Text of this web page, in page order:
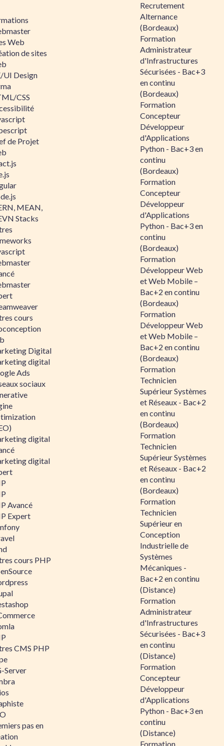
Web
de sites
UI Design
CSS
de Projet
MEAN,
Stacks
cours
Digital
digital
Ads
sociaux
digital
digital
Avancé
Expert
cours PHP
CMS PHP
Server
pas en
Recrutement
Alternance
(Bordeaux)
Formation
Administrateur
d'Infrastructures
Sécurisées - Bac+3
en continu
(Bordeaux)
Formation
Concepteur
Développeur
d'Applications
Python - Bac+3 en
continu
(Bordeaux)
Formation
Concepteur
Développeur
d'Applications
Python - Bac+3 en
continu
(Bordeaux)
Formation
Développeur Web
et Web Mobile –
Bac+2 en continu
(Bordeaux)
Formation
Développeur Web
et Web Mobile –
Bac+2 en continu
(Bordeaux)
Formation
Technicien
Supérieur Systèmes
et Réseaux - Bac+2
en continu
(Bordeaux)
Formation
Technicien
Supérieur Systèmes
et Réseaux - Bac+2
en continu
(Bordeaux)
Formation
Technicien
Supérieur en
Conception
Industrielle de
Systèmes
Mécaniques -
Bac+2 en continu
(Distance)
Formation
Administrateur
d'Infrastructures
Sécurisées - Bac+3
en continu
(Distance)
Formation
Concepteur
Développeur
d'Applications
Python - Bac+3 en
continu
(Distance)
Formation